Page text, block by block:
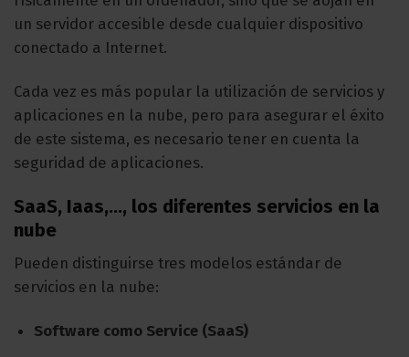
un servidor accesible desde cualquier dispositivo
conectado a Internet.
Cada vez es más popular la utilización de servicios y
aplicaciones en la nube, pero para asegurar el éxito
de este sistema, es necesario tener en cuenta la
seguridad de aplicaciones.
SaaS, Iaas,…, los diferentes servicios en la
nube
Pueden distinguirse tres modelos estándar de
servicios en la nube:
Software como Service (SaaS)